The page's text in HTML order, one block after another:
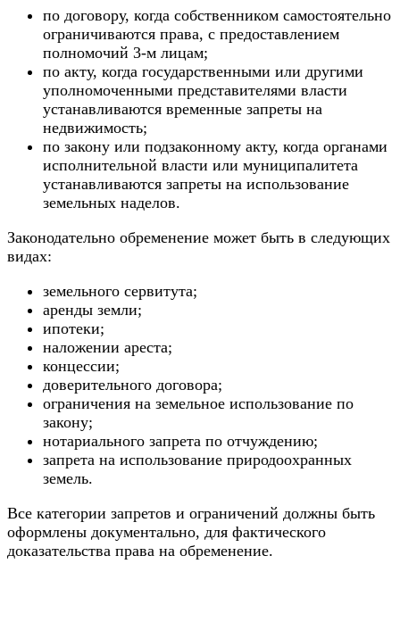
по договору, когда собственником самостоятельно
ограничиваются права, с предоставлением
полномочий 3-м лицам;
по акту, когда государственными или другими
уполномоченными представителями власти
устанавливаются временные запреты на
недвижимость;
по закону или подзаконному акту, когда органами
исполнительной власти или муниципалитета
устанавливаются запреты на использование
земельных наделов.
Законодательно обременение может быть в следующих
видах:
земельного сервитута;
аренды земли;
ипотеки;
наложении ареста;
концессии;
доверительного договора;
ограничения на земельное использование по
закону;
нотариального запрета по отчуждению;
запрета на использование природоохранных
земель.
Все категории запретов и ограничений должны быть
оформлены документально, для фактического
доказательства права на обременение.